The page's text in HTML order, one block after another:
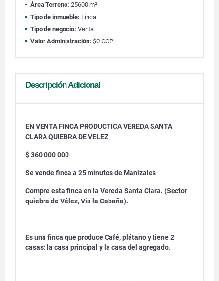
Área Terreno: 25600 m²
Tipo de inmueble: Finca
Tipo de negocio: Venta
Valor Administración: $0 COP
Descripción Adicional
EN VENTA FINCA PRODUCTICA VEREDA SANTA
CLARA QUIEBRA DE VELEZ
$ 360 000 000
Se vende finca a 25 minutos de Manizales
Compre esta finca en la Vereda Santa Clara. (Sector
quiebra de Vélez, Via la Cabaña).
Es una finca que produce Café, plátano y tiene 2
casas: la casa principal y la casa del agregado.